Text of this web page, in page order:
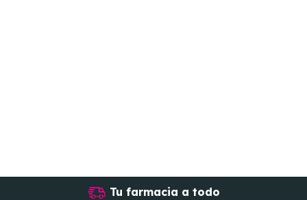
Tu farmacia a todo